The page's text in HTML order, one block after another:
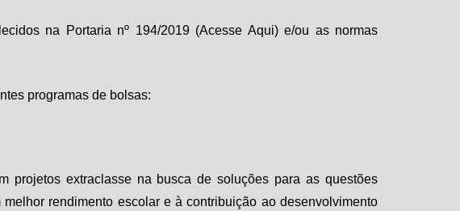
na Portaria nº 194/2019 (Acesse Aqui) e/ou as normas
programas de bolsas:
projetos extraclasse na busca de soluções para as questões
rendimento escolar e à contribuição ao desenvolvimento